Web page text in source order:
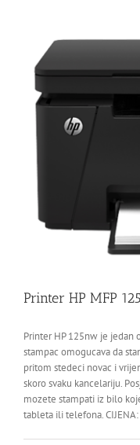
Printer HP MFP
Printer HP 125nw je jedan
stampac omogucava da
pritom stedeci novac i
skoro svaku kancelariju.
mozete stampati iz bilo
tableta ili telefona.